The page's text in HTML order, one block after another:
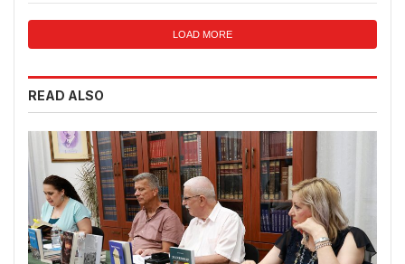
LOAD MORE
READ ALSO